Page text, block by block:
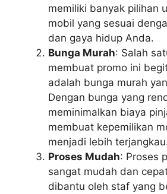
memiliki banyak pilihan
mobil yang sesuai
dan gaya hidup Anda.
Bunga Murah: Salah
membuat promo ini
adalah bunga murah
Dengan bunga yang
meminimalkan biaya
membuat kepemilikan
menjadi lebih
Proses Mudah: Proses
sangat mudah dan
dibantu oleh staf yang